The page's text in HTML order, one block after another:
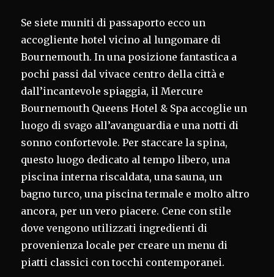
Se siete muniti di passaporto ecco un
accogliente hotel vicino al lungomare di
Bournemouth. In una posizione fantastica a
pochi passi dal vivace centro della città e
dall’incantevole spiaggia, il Mercure
Bournemouth Queens Hotel & Spa accoglie un
luogo di svago all’avanguardia e una notti di
sonno confortevole. Per staccare la spina,
questo luogo dedicato al tempo libero, una
piscina interna riscaldata, una sauna, un
bagno turco, una piscina termale e molto altro
ancora, per un vero piacere. Cene con stile
dove vengono utilizzati ingredienti di
provenienza locale per creare un menu di
piatti classici con tocchi contemporanei.